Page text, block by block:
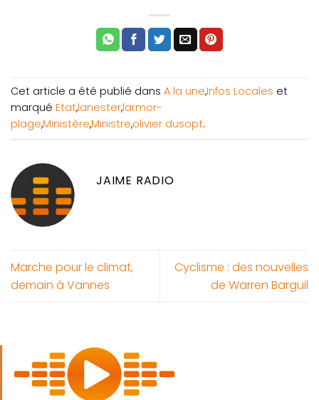
Cet article a été publié dans A la une,Infos Locales et
marqué Etat,lanester,larmor-
plage,Ministère,Ministre,olivier dusopt.
JAIME RADIO
Marche pour le climat,
demain à Vannes
Cyclisme : des nouvelles
de Warren Barguil